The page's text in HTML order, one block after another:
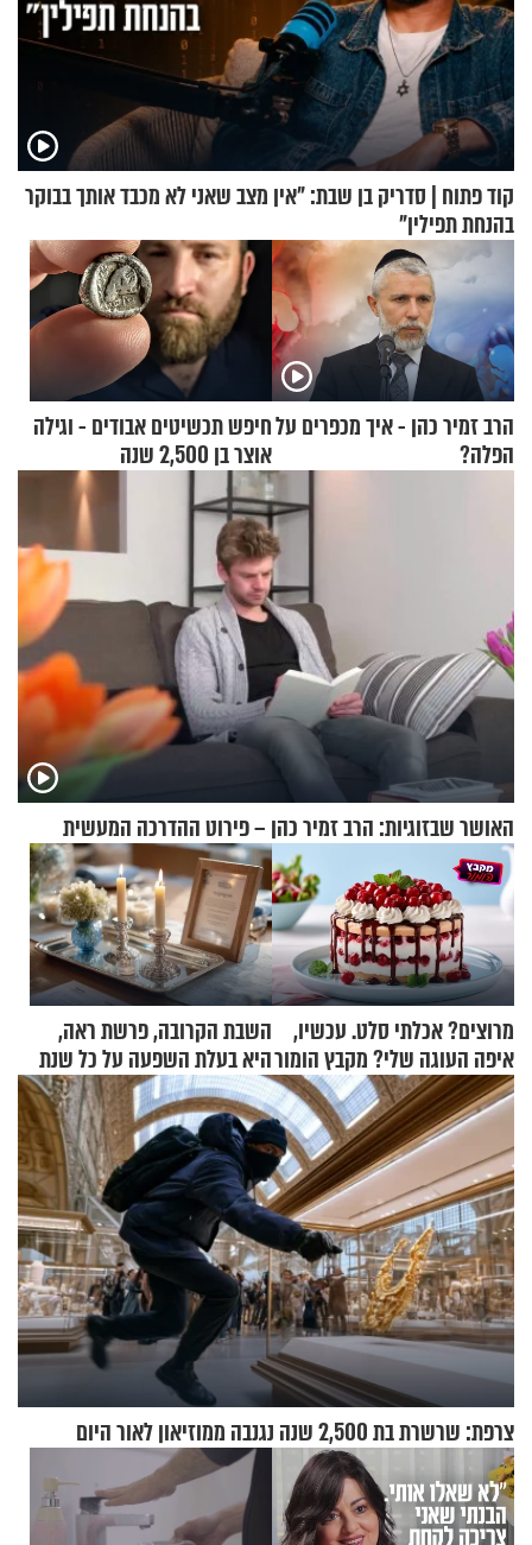
קוד פתוח | סדריק בן שבת: "אין מצב שאני לא מכבד אותך בבוקר
בהנחת תפילין"
הרב זמיר כהן - איך מכפרים על
הפלה?
חיפש תכשיטים אבודים - וגילה
אוצר בן 2,500 שנה
האושר שבזוגיות: הרב זמיר כהן – פירוט ההדרכה המעשית
מרוצים? אכלתי סלט. עכשיו,
איפה העוגה שלי? מקבץ הומור
כייפי מספר 1
השבת הקרובה, פרשת ראה,
היא בעלת השפעה על כל שנת
תשפ"ז
צרפת: שרשרת בת 2,500 שנה נגנבה ממוזיאון לאור היום